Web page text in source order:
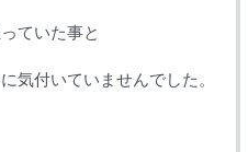
ていた事と
気付いていませんでした。